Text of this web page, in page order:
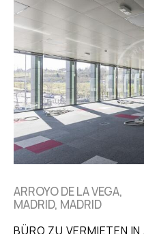
ARROYO DE LA VEGA,
MADRID, MADRID
BÜRO ZU VERMIETEN